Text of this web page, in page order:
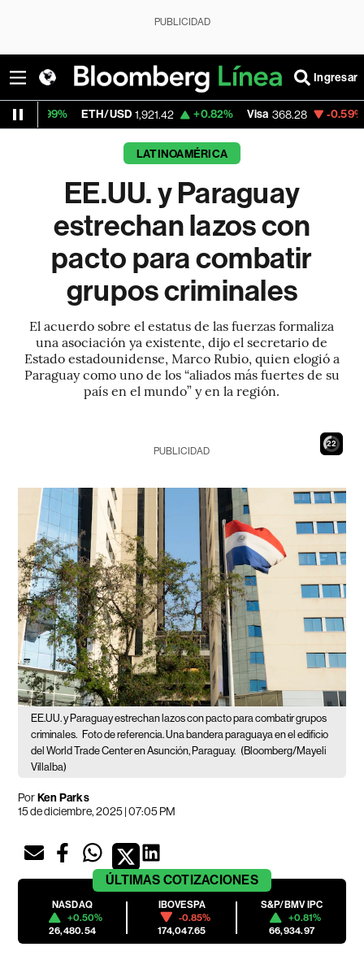
PUBLICIDAD
Ingresar
ETH/USD 1,921.42 +0.82% Visa 368.28 -0.59%
LATINOAMÉRICA
EE.UU. y Paraguay
estrechan lazos con
pacto para combatir
grupos criminales
El acuerdo sobre el estatus de las fuerzas formaliza
una asociación ya existente, dijo el secretario de
Estado estadounidense, Marco Rubio, quien elogió a
Paraguay como uno de los “aliados más fuertes de su
país en el mundo” y en la región.
21
PUBLICIDAD
EE.UU. y Paraguay estrechan lazos con pacto para combatir grupos
criminales. Foto de referencia. Una bandera paraguaya en el edificio
del World Trade Center en Asunción, Paraguay. (Bloomberg/Mayeli
Villalba)
PorKen Parks
15 de diciembre, 2025 | 07:05 PM
ÚLTIMAS COTIZACIONES
NASDAQ
+0.50%
26,480.54
IBOVESPA
-0.85%
174,047.65
S&P/BMV IPC
+0.81%
66,934.97